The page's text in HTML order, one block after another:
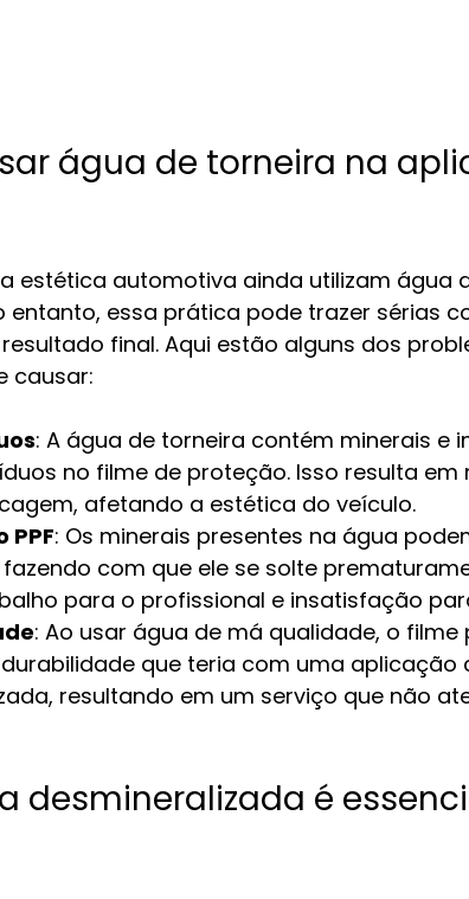
água de torneira na
estética automotiva ainda utilizam água
entanto, essa prática pode trazer sérias
final. Aqui estão alguns dos
causar:
: A água de torneira contém minerais e
no filme de proteção. Isso resulta em
afetando a estética do veículo.
PPF: Os minerais presentes na água
fazendo com que ele se solte
para o profissional e insatisfação
: Ao usar água de má qualidade, o
que teria com uma aplicação
resultando em um serviço que não
desmineralizada é